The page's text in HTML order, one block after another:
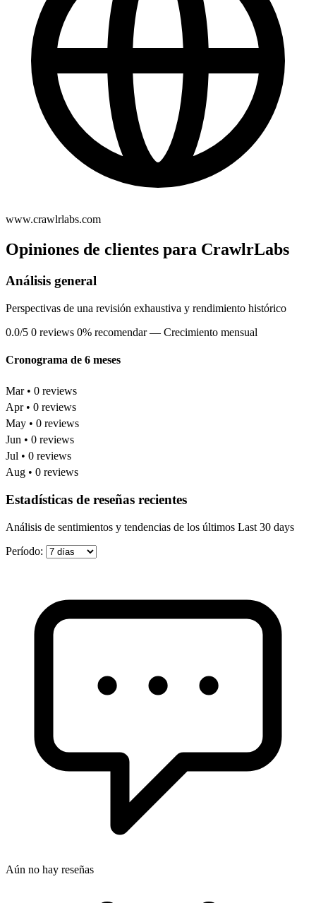
www.crawlrlabs.com
Opiniones de clientes para CrawlrLabs
Análisis general
Perspectivas de una revisión exhaustiva y rendimiento histórico
0.0/5 0 reviews 0% recomendar — Crecimiento mensual
Cronograma de 6 meses
Mar • 0 reviews
Apr • 0 reviews
May • 0 reviews
Jun • 0 reviews
Jul • 0 reviews
Aug • 0 reviews
Estadísticas de reseñas recientes
Análisis de sentimientos y tendencias de los últimos Last 30 days
Período:
Aún no hay reseñas